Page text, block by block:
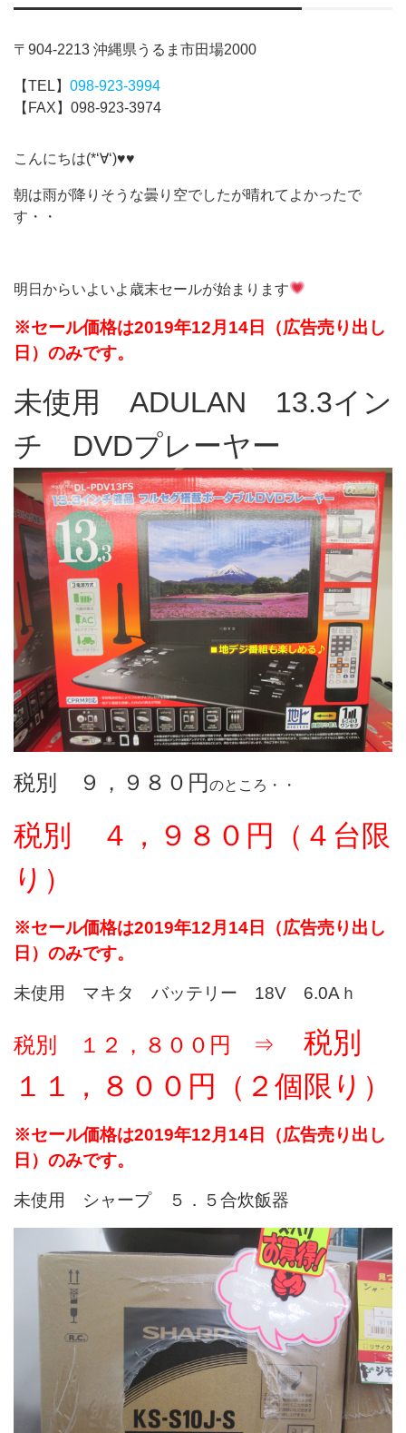
〒904-2213 沖縄県うるま市田場2000
【TEL】 098-923-3994
【FAX】098-923-3974
こんにちは(*‘∀‘)♥♥
朝は雨が降りそうな曇り空でしたが晴れてよかったで
す・・
明日からいよいよ歳末セールが始まります
※セール価格は2019年12月14日（広告売り出し
日）のみです。
未使用 ADULAN 13.3イン
チ DVDプレーヤー
税別 ９，９８０円 のところ・・
税別 ４，９８０円（４台限
り）
※セール価格は2019年12月14日（広告売り出し
日）のみです。
未使用 マキタ バッテリー 18V 6.0Aｈ
税別 １２，８００円 ⇒
税別
１１，８００円（２個限り）
※セール価格は2019年12月14日（広告売り出し
日）のみです。
未使用 シャープ ５．５合炊飯器